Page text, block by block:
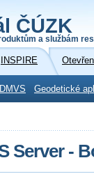
ČÚZK
a službám
INSPIRE
DMVS Geodetické
Server -